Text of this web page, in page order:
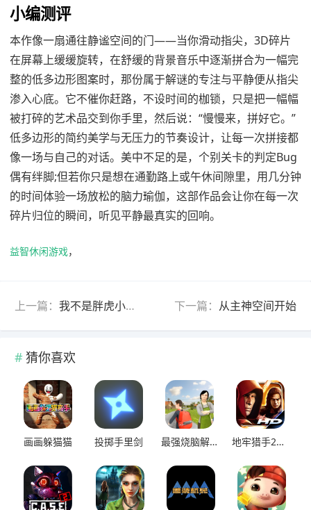
小编测评
本作像一扇通往静谧空间的门——当你滑动指尖，3D碎片
在屏幕上缓缓旋转，在舒缓的背景音乐中逐渐拼合为一幅完
整的低多边形图案时，那份属于解谜的专注与平静便从指尖
渗入心底。它不催你赶路，不设时间的枷锁，只是把一幅幅
被打碎的艺术品交到你手里，然后说：“慢慢来，拼好它。”
低多边形的简约美学与无压力的节奏设计，让每一次拼接都
像一场与自己的对话。美中不足的是，个别关卡的判定Bug
偶有绊脚;但若你只是想在通勤路上或午休间隙里，用几分钟
的时间体验一场放松的脑力瑜伽，这部作品会让你在每一次
碎片归位的瞬间，听见平静最真实的回响。
益智休闲游戏，
上一篇： 我不是胖虎小岛大当家 下一篇： 从主神空间开始
猜你喜欢
画画躲猫猫 投掷手里剑 最强烧脑解谜 地牢猎手2免费版